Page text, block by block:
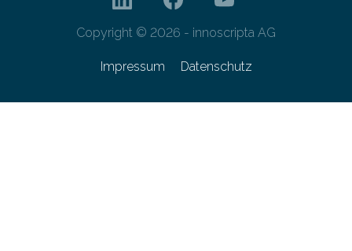
Copyright © 2026 - innoscripta AG
Impressum Datenschutz